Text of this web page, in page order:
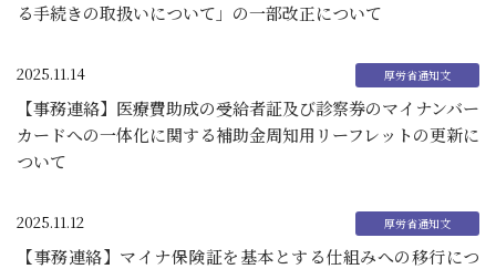
る手続きの取扱いについて」の一部改正について
2025.11.14
【事務連絡】医療費助成の受給者証及び診察券のマイナンバー
カードへの一体化に関する補助金周知用リーフレットの更新に
ついて
2025.11.12
【事務連絡】マイナ保険証を基本とする仕組みへの移行につ